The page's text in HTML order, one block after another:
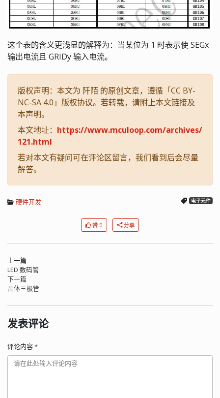
这个表的含义更浅显的解释为：当某位为 1 时表示使 SEGx
输出电流且 GRIDy 输入电流。
版权声明：本文为 阡陌 的原创文章，遵循「CC BY-
NC-SA 4.0」版权协议。若转载，请附上本文链接及
本声明。
本文地址： https://www.mculoop.com/archives/
121.html
若对本文有疑问可在评论区留言，我们看到后会尽量
解答。
硬件开发 电子元件
赞 0 分享
上一篇
LED 数码管
下一篇
晶体三极管
发表评论
评论内容*